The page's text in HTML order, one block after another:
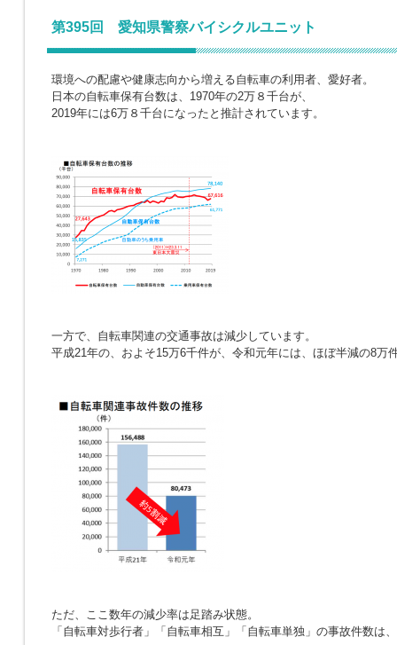
第395回 愛知県警察バイシクルユニット
環境への配慮や健康志向から増える自転車の利用者、愛好者。
日本の自転車保有台数は、1970年の2万８千台が、
2019年には6万８千台になったと推計されています。
一方で、自転車関連の交通事故は減少しています。
平成21年の、およそ15万6千件が、令和元年には、ほぼ半減の8万
ただ、ここ数年の減少率は足踏み状態。
「自転車対歩行者」「自転車相互」「自転車単独」の事故件数は